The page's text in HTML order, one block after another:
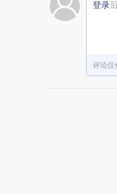
登录
评论仅